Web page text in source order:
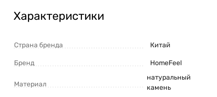
Характеристики
Страна бренда Китай
Бренд HomeFeel
Материал
натуральный
камень